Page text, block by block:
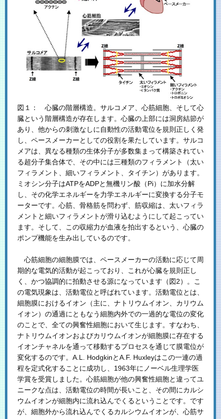
図１： 心臓の階層構造。サルコメア、心筋細胞、そして心
臓という階層構造が存在します。心臓の上部には洞房結節が
あり、他からの刺激なしに自動性の活動電位を規則正しく発
し、ペースメーカーとしての役割を果たしています。サルコ
メアは、異なる種類の生体分子が多数集まって構築されてい
る超分子集合体で、その中には三種類のフィラメント（太い
フィラメント、細いフィラメント、タイチン）があります。
ミオシン分子はATPをADPと無機リン酸（Pi）に加水分解
し、その化学エネルギーを力学エネルギーに変換する分子モ
ーターです。心筋、骨格筋を問わず、筋収縮は、太いフィラ
メントと細いフィラメントが滑り込むようにして起こってい
ます。そして、この収縮力が血液を拍出するという、心臓の
ポンプ機能を生み出しているのです。
心筋細胞の細胞膜では、ペースメーカーの活動に応じて周
期的な電気的活動が起こっており、これが心臓を規則正し
く、かつ協調的に拍動させる源になっています（図2）。こ
の電気現象は、活動電位と呼ばれています。活動電位とは、
細胞膜におけるイオン（主に、ナトリウムイオン、カリウム
イオン）の通過にともなう細胞内外での一過的な電位の変化
のことで、全ての興奮性細胞において生じます。すなわち、
ナトリウムイオンおよびカリウムイオンが細胞膜に存在する
イオンチャネルを通って移動するプロセスを通じて膜電位が
変化するのです。A.L. HodgkinとA.F. Huxleyはこの一連の過
程を定式化することに成功し、1963年にノーベル生理学医
学賞を受賞しました。心筋細胞が他の興奮性細胞と違ってユ
ニークな点は、活動電位の時間が長いこと、その間にカルシ
ウムイオンが細胞内に流れ込んでくるということです。です
が、細胞外から流れ込んでくるカルシウムイオンが、心筋サ